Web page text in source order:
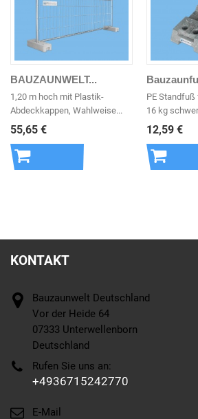
BAUZAUNWELT...
1,20 m hoch mit Plastik-
Abdeckkappen, Wahlweise...
55,65 €
PE Standfuß
16 kg
12,59 €
KONTAKT
Bauzaunwelt Deutschland
Vor der Heide 64
07333 Unterwellenborn
Deutschland
Rufen Sie uns an:
+4936715242770
E-Mail